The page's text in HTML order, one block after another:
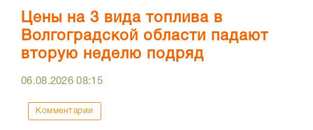
Цены на 3 вида топлива в
Волгоградской области падают
вторую неделю подряд
06.08.202608:15
Комментарии